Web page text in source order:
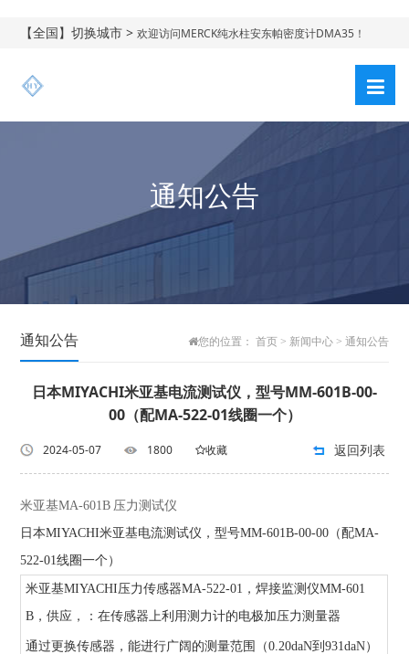
【全国】切换城市 >欢迎访问MERCK纯水柱安东帕密度计DMA35！
通知公告
通知公告 您的位置： 首页> 新闻中心> 通知公告
日本MIYACHI米亚基电流测试仪，型号MM-601B-00-
00（配MA-522-01线圈一个）
2024-05-07 1800 收藏 返回列表
米亚基MA-601B 压力测试仪
日本MIYACHI米亚基电流测试仪，型号MM-601B-00-00（配MA-
522-01线圈一个）
米亚基MIYACHI压力传感器MA-522-01，焊接监测仪MM-601
B，供应，：在传感器上利用测力计的电极加压力测量器
通过更换传感器，能进行广阔的测量范围（0.20daN到931daN）